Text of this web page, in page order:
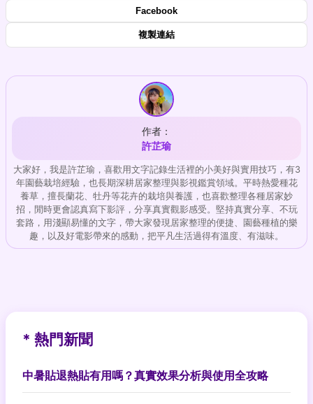
Facebook
複製連結
作者：
許芷瑜
大家好，我是許芷瑜，喜歡用文字記錄生活裡的小美好與實用技巧，有3
年園藝栽培經驗，也長期深耕居家整理與影視鑑賞領域。平時熱愛種花
養草，擅長蘭花、牡丹等花卉的栽培與養護，也喜歡整理各種居家妙
招，閒時更會認真寫下影評，分享真實觀影感受。堅持真實分享、不玩
套路，用淺顯易懂的文字，帶大家發現居家整理的便捷、園藝種植的樂
趣，以及好電影帶來的感動，把平凡生活過得有溫度、有滋味。
* 熱門新聞
中暑貼退熱貼有用嗎？真實效果分析與使用全攻略